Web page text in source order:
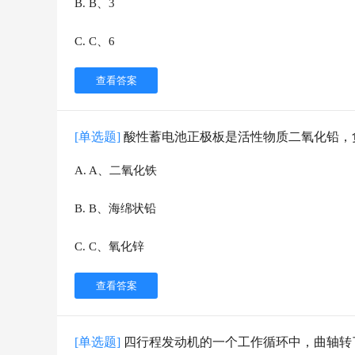
B. B、3
C. C、6
查看答案
[单选题] 酸性蓄电池正极板是活性物质二氧化铅，
A. A、二氧化铁
B. B、海绵状铅
C. C、氧化锌
查看答案
[单选题] 四行程发动机的一个工作循环中，曲轴转